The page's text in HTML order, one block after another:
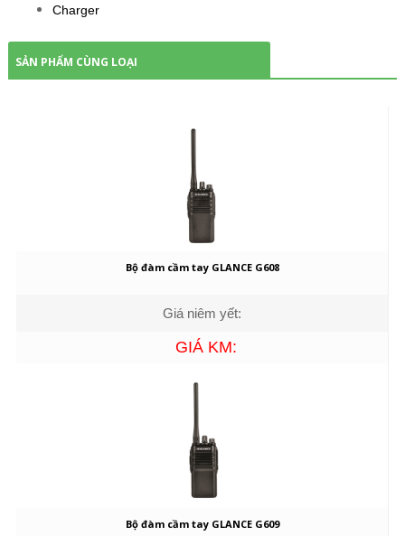
Charger
SẢN PHẨM CÙNG LOẠI
Bộ đàm cầm tay GLANCE G608
Giá niêm yết:
GIÁ KM:
Bộ đàm cầm tay GLANCE G609